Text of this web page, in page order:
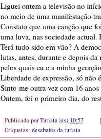
Liguei ontem a televisão no
no meio de uma manifestação
Constato que uma canção que
uma luva, nas sociedade actual.
Terá tudo sido em vão? A
lutas, antes, durante e depois
pelos quais eu e a minha
Liberdade de expressão, só não
Sinto-me outra vez com 16
Ontem, foi o primeiro dia, do
Publicada porTuristaà(s) 10:57
Etiquetas: desabafos da turista